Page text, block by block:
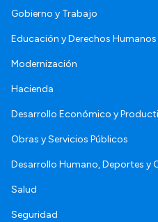
Gobierno y Trabajo
Educación y Derechos Humanos
Modernización
Hacienda
Desarrollo Económico y
Obras y Servicios Públicos
Desarrollo Humano, Deportes y
Salud
Seguridad